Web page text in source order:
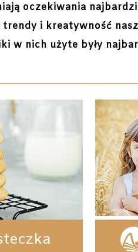
oczekiwania
i kreatywność
w nich użyte były